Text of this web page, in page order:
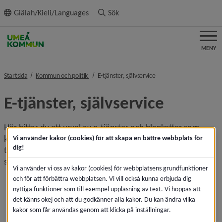
innehållet
Giälah/Kieli/Languages Sök
MENY
Startsida Kommun och politik nivå i brödsmulenavigeringen
E-tjänster, självservicenivå i
E-tjänster, självservice
Här hittar du ett urval av e-tjänster och blanketter som
kommunen erbjuder, samlade i olika kategorier. Med en e-
tjänst kan du kontakta kommunen och nyttja kommunal
service när det passar dig.
Innehållsförteckning
Innehållsförteckning
Allmänt
Vi använder kakor (cookies) för att skapa en bättre webbplats för
dig!
Vi använder vi oss av kakor (cookies) för webbplatsens grundfunktioner
och för att förbättra webbplatsen. Vi vill också kunna erbjuda dig
nyttiga funktioner som till exempel uppläsning av text. Vi hoppas att
det känns okej och att du godkänner alla kakor. Du kan ändra vilka
kakor som får användas genom att klicka på inställningar.